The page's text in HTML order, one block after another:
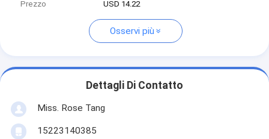
Prezzo
USD 14.22
Osservi più
Dettagli Di Contatto
Miss. Rose Tang
15223140385